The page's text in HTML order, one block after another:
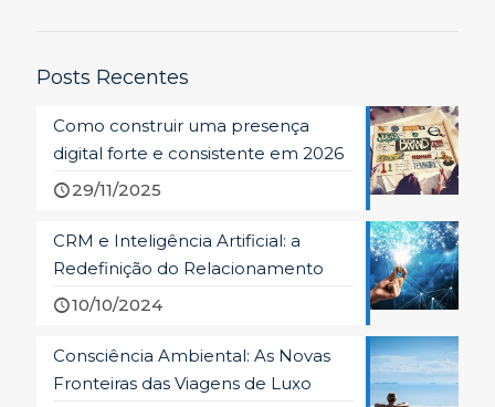
Posts Recentes
Como construir uma presença
digital forte e consistente em 2026
29/11/2025
CRM e Inteligência Artificial: a
Redefinição do Relacionamento
10/10/2024
Consciência Ambiental: As Novas
Fronteiras das Viagens de Luxo